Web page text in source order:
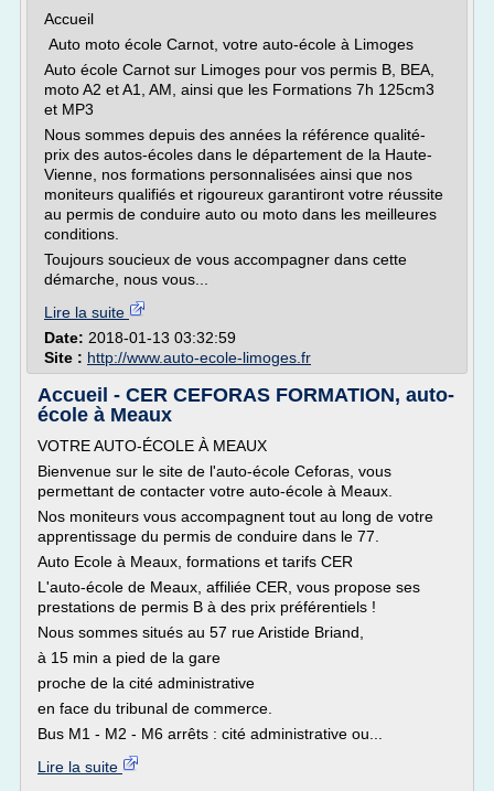
Accueil
Auto moto école Carnot, votre auto-école à Limoges
Auto école Carnot sur Limoges pour vos permis B, BEA,
moto A2 et A1, AM, ainsi que les Formations 7h 125cm3
et MP3
Nous sommes depuis des années la référence qualité-
prix des autos-écoles dans le département de la Haute-
Vienne, nos formations personnalisées ainsi que nos
moniteurs qualifiés et rigoureux garantiront votre réussite
au permis de conduire auto ou moto dans les meilleures
conditions.
Toujours soucieux de vous accompagner dans cette
démarche, nous vous...
Lire la suite
Date: 2018-01-13 03:32:59
Site : http://www.auto-ecole-limoges.fr
Accueil - CER CEFORAS FORMATION, auto-
école à Meaux
VOTRE AUTO-ÉCOLE À MEAUX
Bienvenue sur le site de l'auto-école Ceforas, vous
permettant de contacter votre auto-école à Meaux.
Nos moniteurs vous accompagnent tout au long de votre
apprentissage du permis de conduire dans le 77.
Auto Ecole à Meaux, formations et tarifs CER
L'auto-école de Meaux, affiliée CER, vous propose ses
prestations de permis B à des prix préférentiels !
Nous sommes situés au 57 rue Aristide Briand,
à 15 min a pied de la gare
proche de la cité administrative
en face du tribunal de commerce.
Bus M1 - M2 - M6 arrêts : cité administrative ou...
Lire la suite